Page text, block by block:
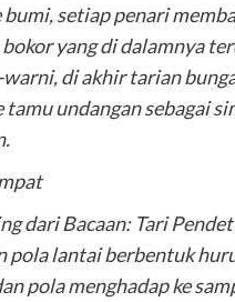
bumi, setiap penari
yang di dalamnya
di akhir tarian
undangan sebagai
dari Bacaan: Tari Pendet
pola lantai berbentuk
pola menghadap ke